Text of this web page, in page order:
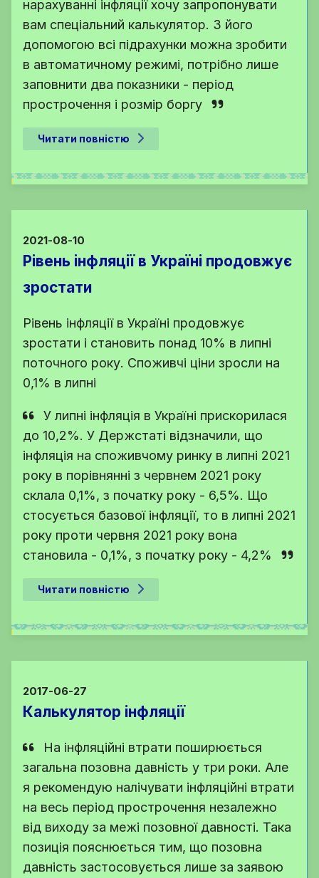
нарахуванні інфляції хочу запропонувати
вам спеціальний калькулятор. З його
допомогою всі підрахунки можна зробити
в автоматичному режимі, потрібно лише
заповнити два показники - період
прострочення і розмір боргу
Читати повністю
2021-08-10
Рівень інфляції в Україні продовжує
зростати
Рівень інфляції в Україні продовжує
зростати і становить понад 10% в липні
поточного року. Споживчі ціни зросли на
0,1% в липні
У липні інфляція в Україні прискорилася
до 10,2%. У Держстаті відзначили, що
інфляція на споживчому ринку в липні 2021
року в порівнянні з червнем 2021 року
склала 0,1%, з початку року - 6,5%. Що
стосується базової інфляції, то в липні 2021
року проти червня 2021 року вона
становила - 0,1%, з початку року - 4,2%
Читати повністю
2017-06-27
Калькулятор інфляції
На інфляційні втрати поширюється
загальна позовна давність у три роки. Але
я рекомендую налічувати інфляційні втрати
на весь період прострочення незалежно
від виходу за межі позовної давності. Така
позиція пояснюється тим, що позовна
давність застосовується лише за заявою